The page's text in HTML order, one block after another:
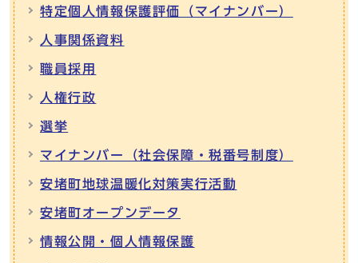
特定個人情報保護評価（マイナンバー）
人事関係資料
職員採用
人権行政
選挙
マイナンバー（社会保障・税番号制度）
安堵町地球温暖化対策実行活動
安堵町オープンデータ
情報公開・個人情報保護